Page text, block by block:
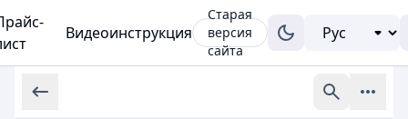
Видеоинструкция
Старая
версия
сайта